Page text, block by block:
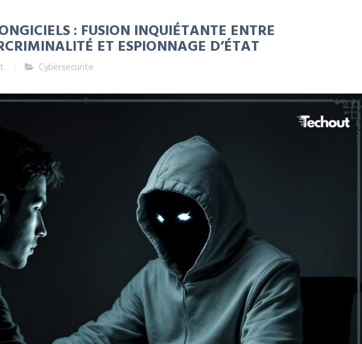
: FUSION INQUIÉTANTE ENTRE
ET ESPIONNAGE D’ÉTAT
Cybersecurite